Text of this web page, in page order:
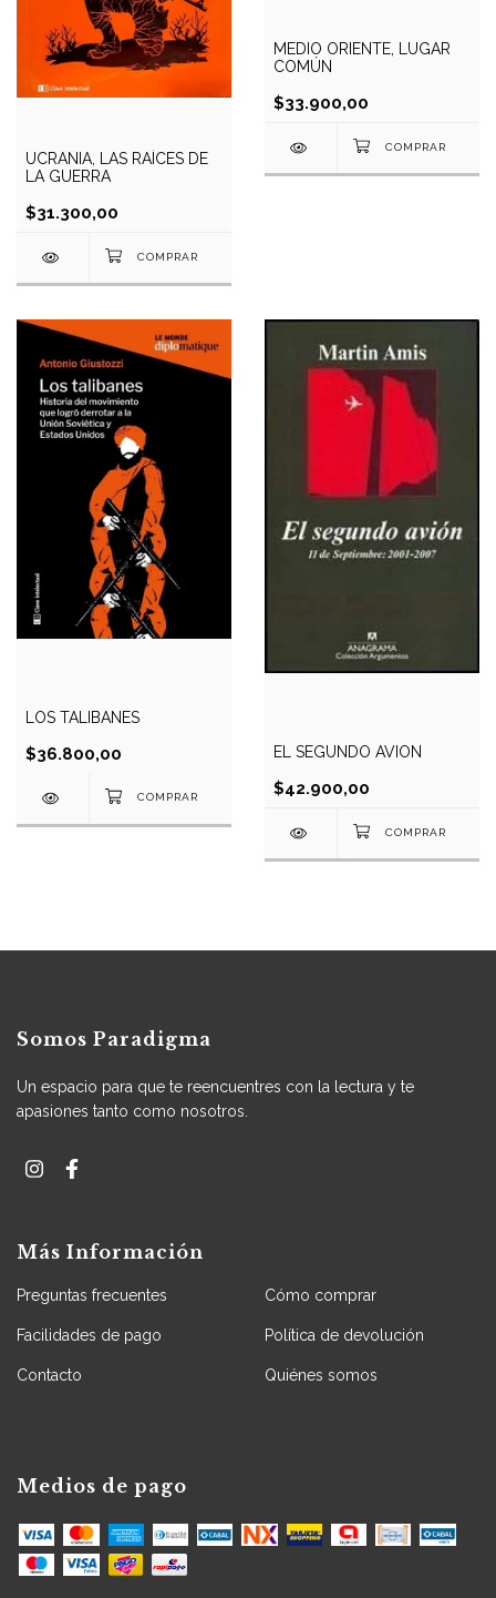
UCRANIA, LAS RAÍCES DE
LA GUERRA
$31.300,00
MEDIO ORIENTE, LUGAR
COMÚN
$33.900,00
LOS TALIBANES
$36.800,00 EL SEGUNDO AVION
$42.900,00
Somos Paradigma
Un espacio para que te reencuentres con la lectura y te
apasiones tanto como nosotros.
Más Información
Preguntas frecuentes Cómo comprar
Facilidades de pago Política de devolución
Contacto Quiénes somos
Medios de pago